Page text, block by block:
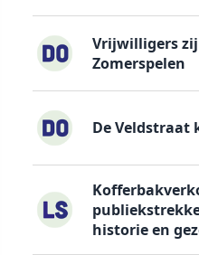
Vrijwilligers
Zomerspelen
De Veldstraat
historie en